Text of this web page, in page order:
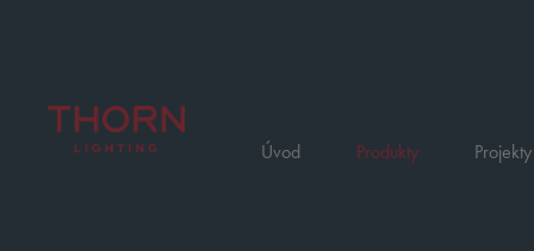
Úvod Produkty